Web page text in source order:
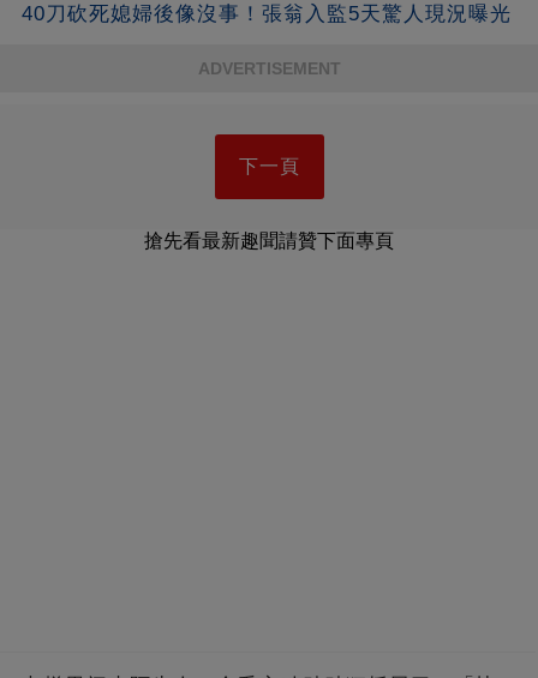
40刀砍死媳婦後像沒事！張翁入監5天驚人現況曝光
ADVERTISEMENT
下一頁
搶先看最新趣聞請贊下面專頁